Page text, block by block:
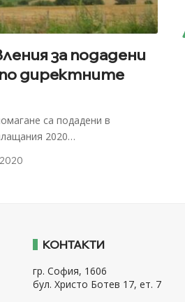
за подадени
директните
са подадени в
2020…
КОНТАКТИ
гр. София, 1606
бул. Христо Ботев 17, ет. 7